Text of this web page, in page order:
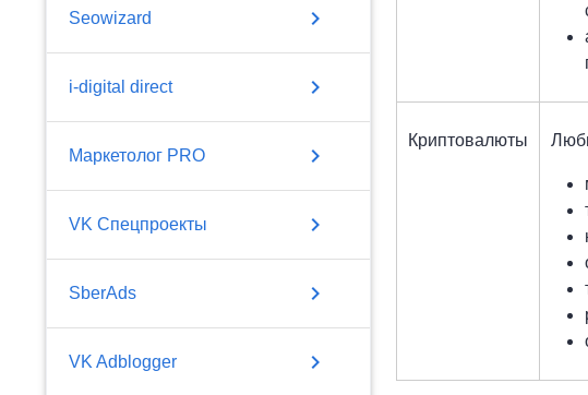
Seowizard chevron_right
i-digital direct chevron_right
Маркетолог PRO chevron_right
VK Спецпроекты chevron_right
SberAds chevron_right
VK Adblogger chevron_right
Криптовалюты